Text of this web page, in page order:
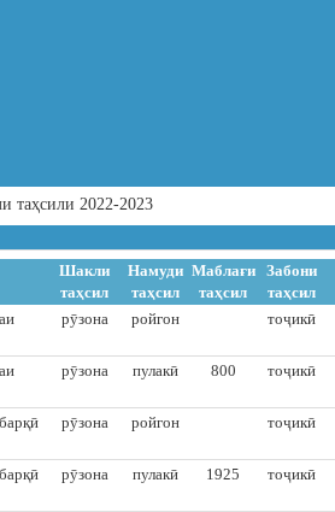
таҳсили 2022-2023
Шакли
таҳсил
Намуди
таҳсил
Маблағи
таҳсил
Забони
таҳсил
рӯзона ройгон тоҷикӣ
рӯзона пулакӣ 800 тоҷикӣ
рӯзона ройгон тоҷикӣ
рӯзона пулакӣ 1925 тоҷикӣ